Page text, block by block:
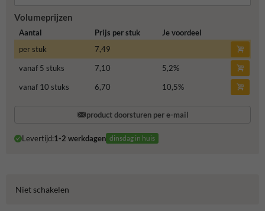
Volumeprijzen
Aantal Prijs per stuk
Je voordeel
per stuk
7,49
vanaf 5 stuks
7,10 5,2%
vanaf 10 stuks
6,70 10,5%
product doorsturen per e-mail
Levertijd:1-2 werkdagen dinsdag in huis
Niet schakelen